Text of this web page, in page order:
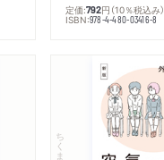
定価:792円 （10％税込み）
ISBN:978-4-480-03416-8
ちくま文庫